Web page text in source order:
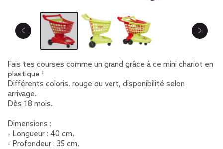
Fais tes courses comme un grand grâce à ce mini chariot en
plastique !
Différents coloris, rouge ou vert, disponibilité selon
arrivage.
Dès 18 mois.
Dimensions :
- Longueur : 40 cm,
- Profondeur : 35 cm,